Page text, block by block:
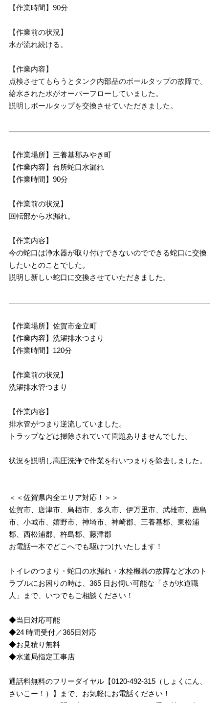
【作業時間】90分
【作業前の状況】
水が流れ続ける。
【作業内容】
点検させてもらうとタンク内部品のボールタップの故障で、
給水された水がオーバーフローしていました。
説明しボールタップを交換させていただきました。
【作業場所】三養基郡みやき町
【作業内容】台所蛇口水漏れ
【作業時間】90分
【作業前の状況】
回転部から水漏れ。
【作業内容】
今の蛇口は浄水器が取り付けできないのでできる蛇口に交換
したいとのことでした。
説明し新しい蛇口に交換させていただきました。
【作業場所】佐賀市金立町
【作業内容】洗濯排水つまり
【作業時間】120分
【作業前の状況】
洗濯排水管つまり
【作業内容】
排水管がつまり逆流していました。
トラップなどは掃除されていて問題ありませんでした。
状況を説明し高圧洗浄で作業を行いつまりを除去しました。
＜＜佐賀県内全エリア対応！＞＞
佐賀市、唐津市、鳥栖市、多久市、伊万里市、武雄市、鹿島
市、小城市、嬉野市、神埼市、神崎郡、三養基郡、東松浦
郡、西松浦郡、杵島郡、藤津郡
お電話一本でどこへでも駆けつけいたします！
トイレのつまり・蛇口の水漏れ・水栓機器の故障など水のト
ラブルにお困りの時は、365 日お伺い可能な「さが水道職
人」まで、いつでもご相談ください！
◆当日対応可能
◆24 時間受付／365日対応
◆お見積り無料
◆水道局指定工事店
通話料無料のフリーダイヤル【0120-492-315（しょくにん、
さいこー！）】まで、お気軽にお電話ください！